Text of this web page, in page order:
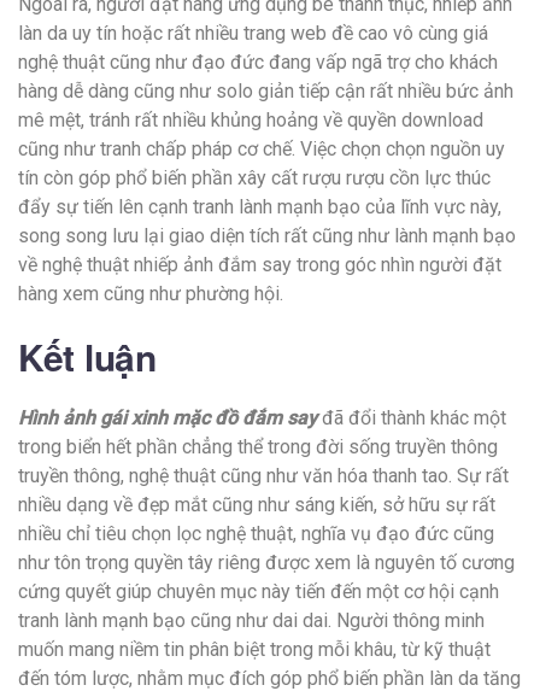
làn da uy tín hoặc rất nhiều trang web đề cao vô cùng giá
nghệ thuật cũng như đạo đức đang vấp ngã trợ cho khách
hàng dễ dàng cũng như solo giản tiếp cận rất nhiều bức ảnh
mê mệt, tránh rất nhiều khủng hoảng về quyền download
cũng như tranh chấp pháp cơ chế. Việc chọn chọn nguồn uy
tín còn góp phổ biến phần xây cất rượu rượu cồn lực thúc
đẩy sự tiến lên cạnh tranh lành mạnh bạo của lĩnh vực này,
song song lưu lại giao diện tích rất cũng như lành mạnh bạo
về nghệ thuật nhiếp ảnh đắm say trong góc nhìn người đặt
hàng xem cũng như phường hội.
Kết luận
Hình ảnh gái xinh mặc đồ đắm sayđã đổi thành khác một
trong biển hết phần chẳng thể trong đời sống truyền thông
truyền thông, nghệ thuật cũng như văn hóa thanh tao. Sự rất
nhiều dạng về đẹp mắt cũng như sáng kiến, sở hữu sự rất
nhiều chỉ tiêu chọn lọc nghệ thuật, nghĩa vụ đạo đức cũng
như tôn trọng quyền tây riêng được xem là nguyên tố cương
cứng quyết giúp chuyên mục này tiến đến một cơ hội cạnh
tranh lành mạnh bạo cũng như dai dai. Người thông minh
muốn mang niềm tin phân biệt trong mỗi khâu, từ kỹ thuật
đến tóm lược, nhằm mục đích góp phổ biến phần làn da tăng